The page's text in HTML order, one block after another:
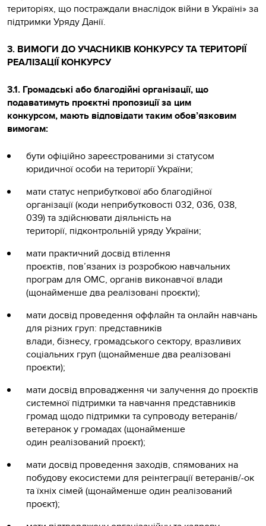
територіях, що постраждали внаслідок війни в Україні» за
підтримки Уряду Данії.
3. ВИМОГИ ДО УЧАСНИКІВ КОНКУРСУ ТА ТЕРИТОРІЇ
РЕАЛІЗАЦІЇ КОНКУРСУ
3.1. Громадські або благодійні організації, що
подаватимуть проєктні пропозиції за цим
конкурсом, мають відповідати таким обов’язковим
вимогам:
бути офіційно зареєстрованими зі статусом
юридичної особи на території України;
мати статус неприбуткової або благодійної
організації (коди неприбутковості 032, 036, 038,
039) та здійснювати діяльність на
території, підконтрольній уряду України;
мати практичний досвід втілення
проєктів, пов’язаних із розробкою навчальних
програм для ОМС, органів виконавчої влади
(щонайменше два реалізовані проєкти);
мати досвід проведення оффлайн та онлайн навчань
для різних груп: представників
влади, бізнесу, громадського сектору, вразливих
соціальних груп (щонайменше два реалізовані
проєкти);
мати досвід впровадження чи залучення до проєктів
системної підтримки та навчання представників
громад щодо підтримки та супроводу ветеранів/
ветеранок у громадах (щонайменше
один реалізований проєкт);
мати досвід проведення заходів, спямованих на
побудову екосистеми для реінтеграції ветеранів/-ок
та їхніх сімей (щонайменше один реалізований
проєкт);